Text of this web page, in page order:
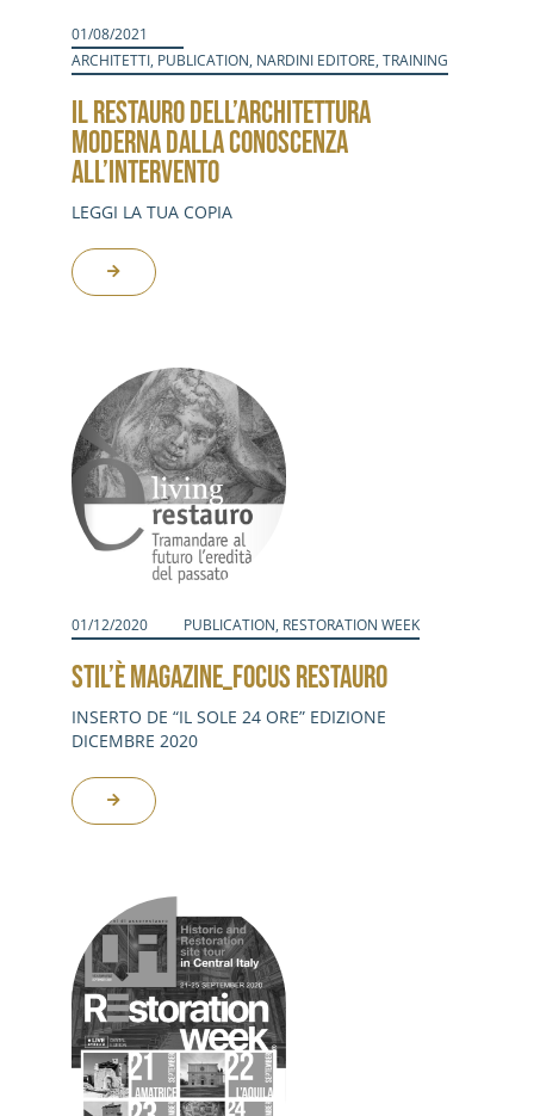
01/08/2021
ARCHITETTI, PUBLICATION, NARDINI EDITORE, TRAINING
IL RESTAURO DELL’ARCHITETTURA
MODERNA DALLA CONOSCENZA
ALL’INTERVENTO
LEGGI LA TUA COPIA
01/12/2020 PUBLICATION, RESTORATION WEEK
STIL’È MAGAZINE_FOCUS RESTAURO
INSERTO DE “IL SOLE 24 ORE” EDIZIONE
DICEMBRE 2020